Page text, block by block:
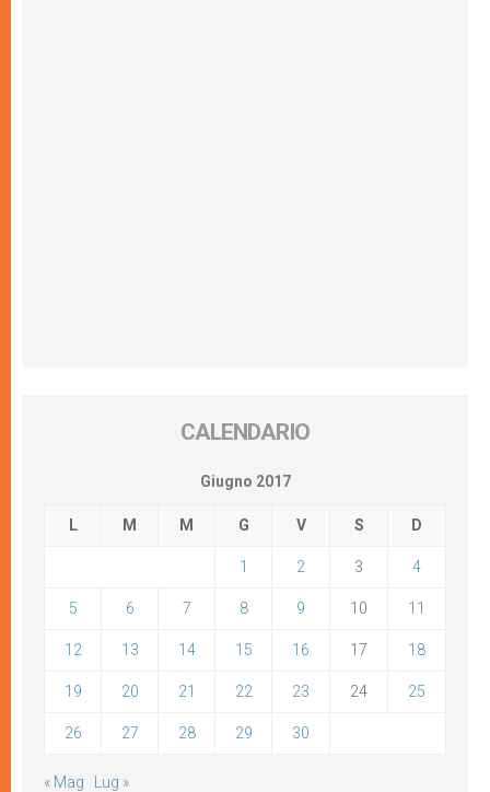
CALENDARIO
Giugno 2017
L M M G V S D
1 2 3 4
5 6 7 8 9 10 11
12 13 14 15 16 17 18
19 20 21 22 23 24 25
26 27 28 29 30
« Mag Lug »